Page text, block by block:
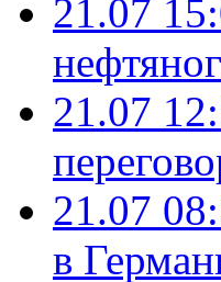
21.07
21.07
21.07
в